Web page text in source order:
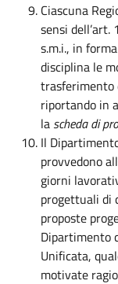
Ciascuna
sensi dell’art.
s.m.i., in
disciplina le
trasferimento
riportando in
la scheda di
Il
provvedono
giorni
progettuali di
proposte
Dipartimento
Unificata,
motivate